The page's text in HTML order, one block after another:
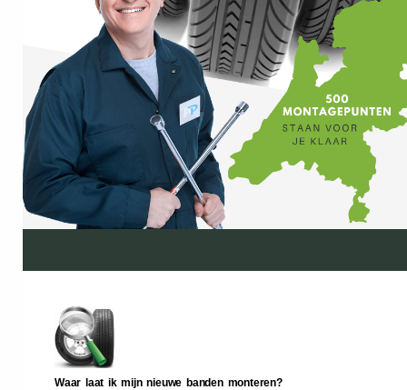
Waar laat ik mijn nieuwe banden monteren?